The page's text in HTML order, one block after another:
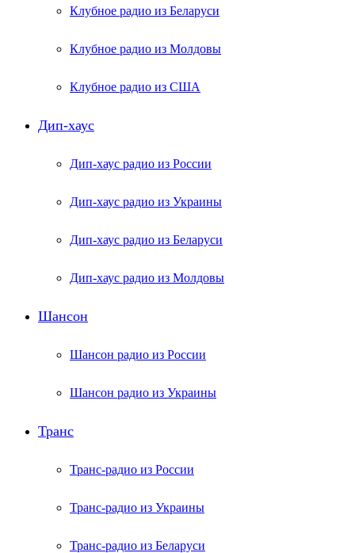
Клубное радио из Беларуси
Клубное радио из Молдовы
Клубное радио из США
Дип-хаус
Дип-хаус радио из России
Дип-хаус радио из Украины
Дип-хаус радио из Беларуси
Дип-хаус радио из Молдовы
Шансон
Шансон радио из России
Шансон радио из Украины
Транс
Транс-радио из России
Транс-радио из Украины
Транс-радио из Беларуси